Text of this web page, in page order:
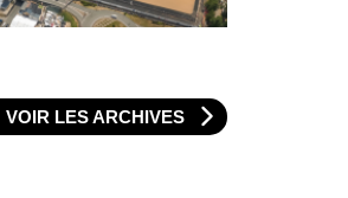
VOIR LES ARCHIVES